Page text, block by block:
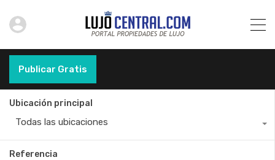
Publicar Gratis
Ubicación principal
Todas las ubicaciones
Referencia